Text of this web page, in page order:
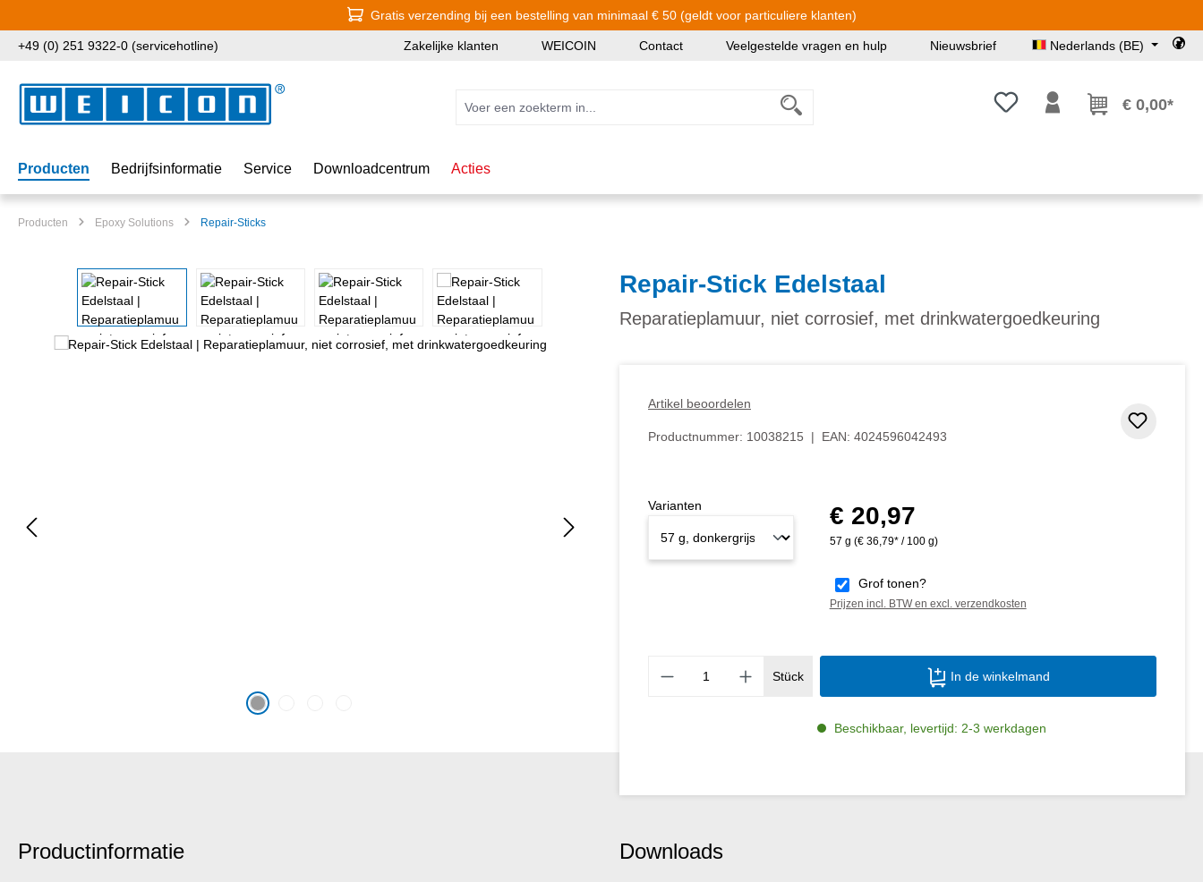
Gratis verzending bij een bestelling van minimaal € 50 (geldt voor particuliere klanten)
+49 (0) 251 9322-0 (servicehotline) Zakelijke klanten WEICOIN Contact Veelgestelde vragen en hulp Nieuwsbrief Nederlands (BE)
Je hebt 0 items op je€ 0,00*
Producten Bedrijfsinformatie Service Downloadcentrum Acties
Producten Epoxy Solutions Repair-Sticks
Afbeeldingengalerij overslaan Repair-Stick Edelstaal
Reparatieplamuur, niet corrosief, met drinkwatergoedkeuring
Artikel beoordelen
Productnummer: 10038215 | EAN: 4024596042493
Normale prijs:
€ 20,97
57 g (€ 36,79* / 100 g)
Grof tonen?
Prijzen incl. BTW en excl. verzendkosten
Varianten
Producthoeveelheid: Voer de gewenste
Stück In de winkelmand
Beschikbaar, levertijd: 2-3 werkdagen
Productinformatie Downloads